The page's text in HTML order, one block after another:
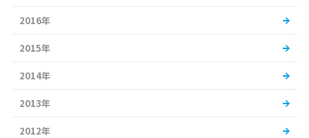
2016年
2015年
2014年
2013年
2012年